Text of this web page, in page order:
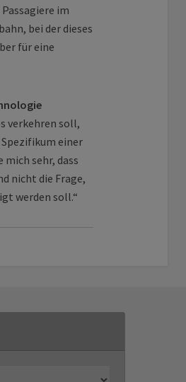
im
bei der dieses
für eine
verkehren soll,
einer
mich sehr, dass
nicht die Frage,
werden soll.“